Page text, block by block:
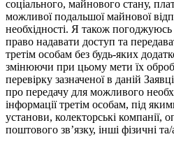
соціального, майнового стану,
можливої подальшої майнової
необхідності. Я також
право надавати доступ та
третім особам без будь-яких
змінюючи при цьому мети їх
перевірку зазначеної в даній
про передачу для можливого
інформації третім особам, під
установи, колекторські компанії,
поштового зв’язку, інші фізичні